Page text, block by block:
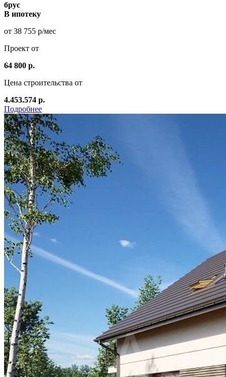
брус
В ипотеку
от 38 755 р/мес
Проект от
64 800 р.
Цена строительства от
4.453.574 р.
Подробнее